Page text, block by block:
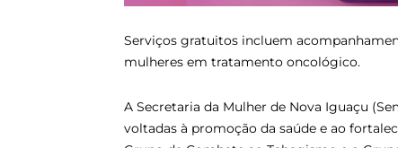
Serviços gratuitos incluem
mulheres em tratamento oncológico.
A Secretaria da Mulher de Nova Iguaçu
voltadas à promoção da saúde e ao